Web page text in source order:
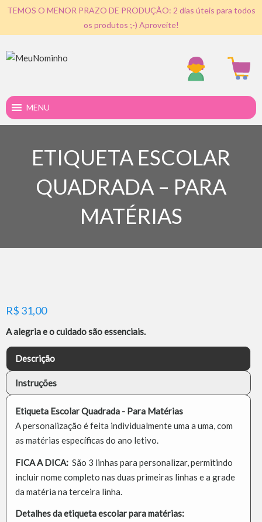
TEMOS O MENOR PRAZO DE PRODUÇÃO: 2 dias úteis para todos
os produtos ;-) Aproveite!
MENU
ETIQUETA ESCOLAR
QUADRADA – PARA
MATÉRIAS
R$ 31,00
A alegria e o cuidado são essenciais.
Descrição
Instruções
Etiqueta Escolar Quadrada - Para Matérias
A personalização é feita individualmente uma a uma, com
as matérias específicas do ano letivo.
FICA A DICA: São 3 linhas para personalizar, permitindo
incluir nome completo nas duas primeiras linhas e a grade
da matéria na terceira linha.
Detalhes da etiqueta escolar para matérias: